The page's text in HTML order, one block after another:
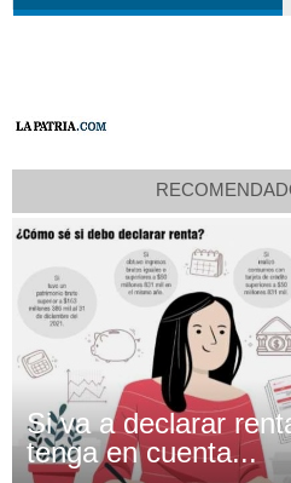
Si va a declarar
tenga en cuenta...